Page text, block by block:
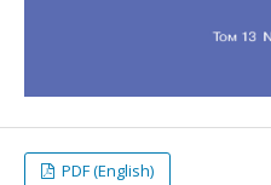
PDF (English)